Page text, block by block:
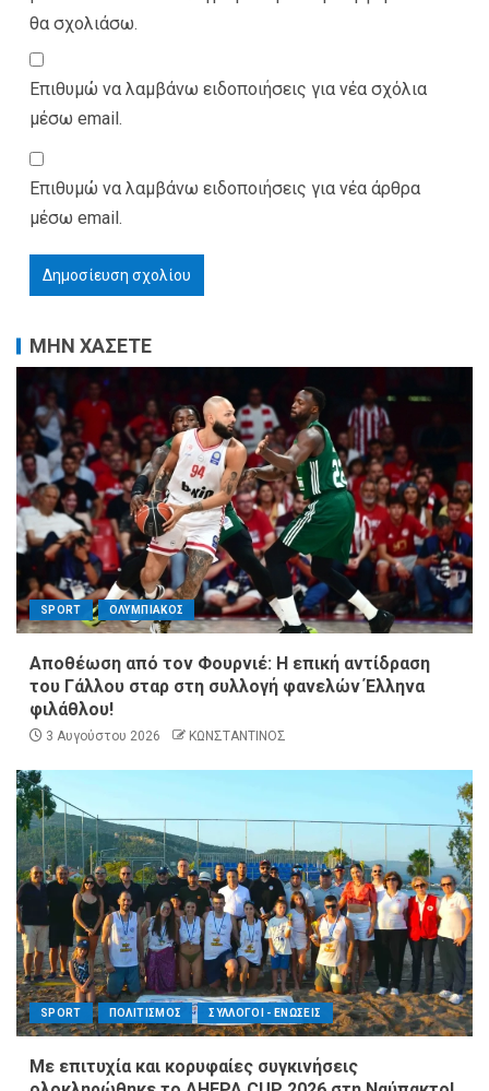
θα σχολιάσω.
Επιθυμώ να λαμβάνω ειδοποιήσεις για νέα σχόλια
μέσω email.
Επιθυμώ να λαμβάνω ειδοποιήσεις για νέα άρθρα
μέσω email.
ΜΗΝ ΧΑΣΕΤΕ
SPORT ΟΛΥΜΠΙΑΚΟΣ
Αποθέωση από τον Φουρνιέ: Η επική αντίδραση
του Γάλλου σταρ στη συλλογή φανελών Έλληνα
φιλάθλου!
3 Αυγούστου 2026 ΚΩΝΣΤΑΝΤΙΝΟΣ
SPORT ΠΟΛΙΤΙΣΜΟΣ ΣΥΛΛΟΓΟΙ - ΕΝΩΣΕΙΣ
Με επιτυχία και κορυφαίες συγκινήσεις